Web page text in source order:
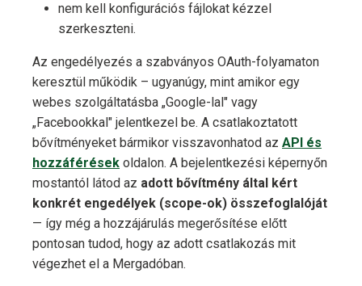
nem kell konfigurációs fájlokat kézzel
szerkeszteni.
Az engedélyezés a szabványos OAuth-folyamaton
keresztül működik – ugyanúgy, mint amikor egy
webes szolgáltatásba „Google-lal" vagy
„Facebookkal" jelentkezel be. A csatlakoztatott
bővítményeket bármikor visszavonhatod az API és
hozzáférések oldalon. A bejelentkezési képernyőn
mostantól látod az adott bővítmény által kért
konkrét engedélyek (scope-ok) összefoglalóját
— így még a hozzájárulás megerősítése előtt
pontosan tudod, hogy az adott csatlakozás mit
végezhet el a Mergadóban.